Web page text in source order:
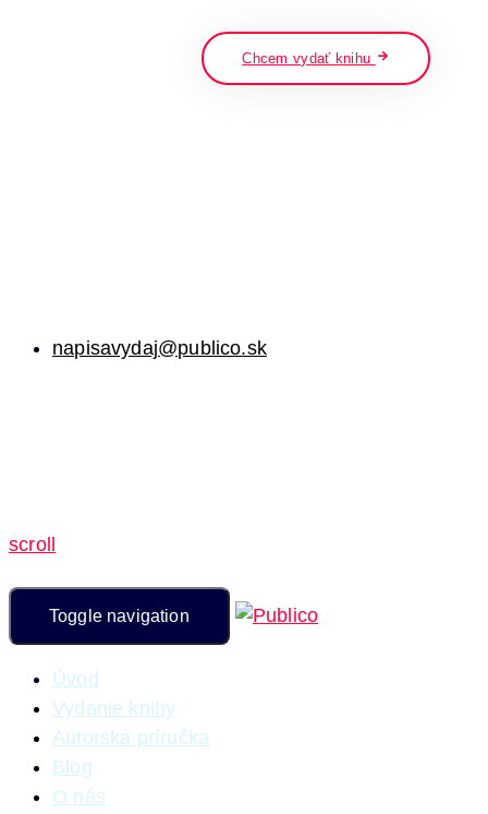
Chcem vydať knihu
napisavydaj@publico.sk
scroll
Toggle navigation
Úvod
Vydanie knihy
Autorská príručka
Blog
O nás